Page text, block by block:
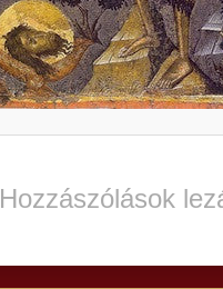
Hozzászólások